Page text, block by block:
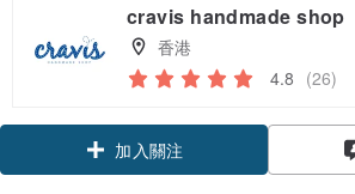
cravis handmade shop
香港
4.8 (26)
加入關注